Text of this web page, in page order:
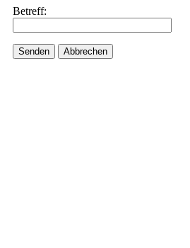
Betreff:
Senden Abbrechen